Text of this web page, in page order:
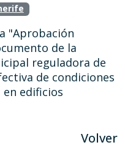
"Aprobación
de la
reguladora de
de condiciones
en edificios
Volver